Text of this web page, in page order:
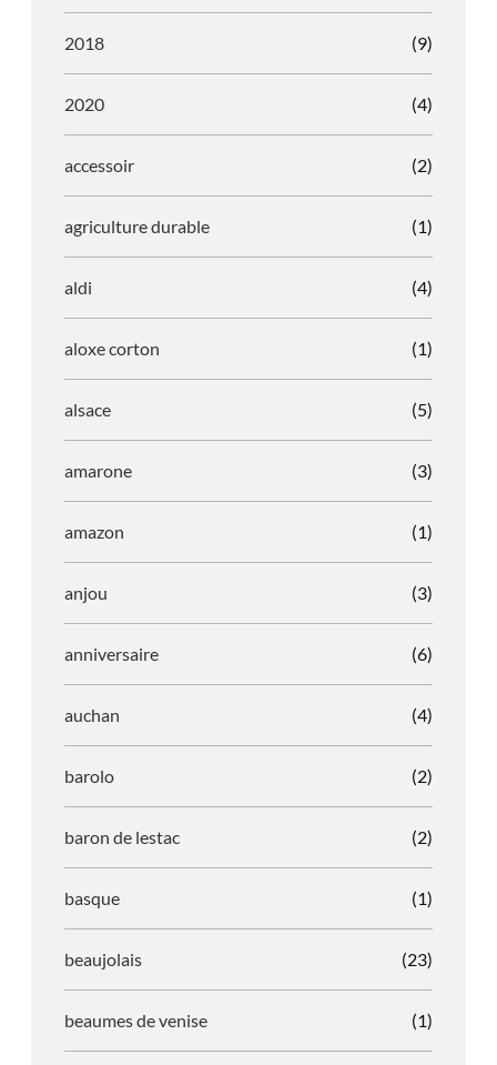
2018 (9)
2020 (4)
accessoir (2)
agriculture durable (1)
aldi (4)
aloxe corton (1)
alsace (5)
amarone (3)
amazon (1)
anjou (3)
anniversaire (6)
auchan (4)
barolo (2)
baron de lestac (2)
basque (1)
beaujolais (23)
beaumes de venise (1)